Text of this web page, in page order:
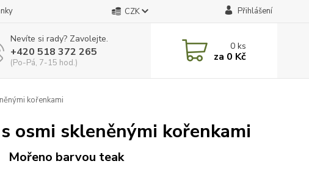
CZK Přihlášení
Nevíte si rady? Zavolejte.
+420 518 372 265
(Po-Pá, 7-15 hod.)
0ks
za 0 Kč
kořenkami
osmi skleněnými kořenkami
Mořeno barvou teak